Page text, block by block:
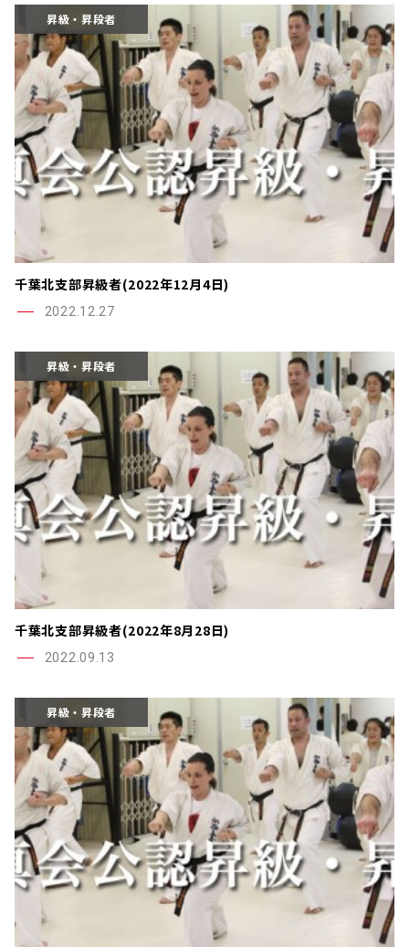
昇級・昇段者
千葉北支部昇級者(2022年12月4日)
2022.12.27
昇級・昇段者
千葉北支部昇級者(2022年8月28日)
2022.09.13
昇級・昇段者